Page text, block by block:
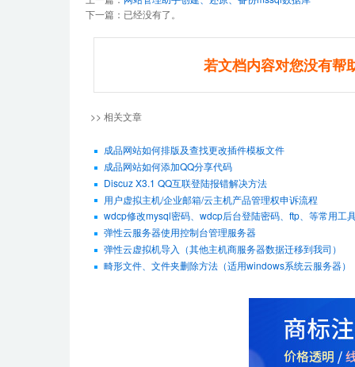
下一篇：已经没有了。
若文档内容对您没有帮
>> 相关文章
成品网站如何排版及查找更改插件模板文件
成品网站如何添加QQ分享代码
Discuz X3.1 QQ互联登陆报错解决方法
用户虚拟主机/企业邮箱/云主机产品管理权申诉流程
wdcp修改mysql密码、wdcp后台登陆密码、ftp、等常用工
弹性云服务器使用控制台管理服务器
弹性云虚拟机导入（其他主机商服务器数据迁移到我司）
畸形文件、文件夹删除方法（适用windows系统云服务器）